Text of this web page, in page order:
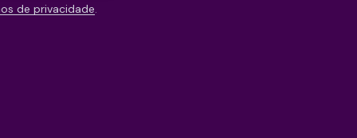
de privacidade.